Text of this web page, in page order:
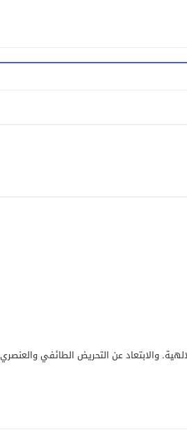
والابتعاد عن التحريض الطائفي والعنصري